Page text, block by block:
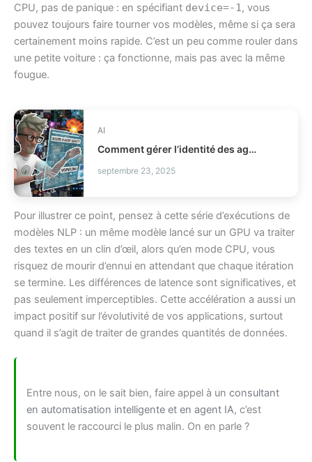
CPU, pas de panique : en spécifiant device=-1 , vous
pouvez toujours faire tourner vos modèles, même si ça sera
certainement moins rapide. C’est un peu comme rouler dans
une petite voiture : ça fonctionne, mais pas avec la même
fougue.
AI
Comment gérer l’identité des agents IA en production IAM ?
septembre 23, 2025
Pour illustrer ce point, pensez à cette série d’exécutions de
modèles NLP : un même modèle lancé sur un GPU va traiter
des textes en un clin d’œil, alors qu’en mode CPU, vous
risquez de mourir d’ennui en attendant que chaque itération
se termine. Les différences de latence sont significatives, et
pas seulement imperceptibles. Cette accélération a aussi un
impact positif sur l’évolutivité de vos applications, surtout
quand il s’agit de traiter de grandes quantités de données.
Entre nous, on le sait bien, faire appel à un consultant
en automatisation intelligente et en agent IA, c’est
souvent le raccourci le plus malin. On en parle ?